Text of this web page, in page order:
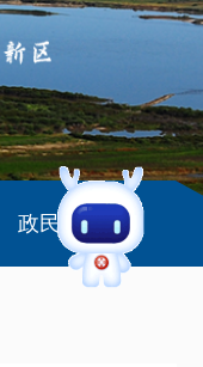
政民互动